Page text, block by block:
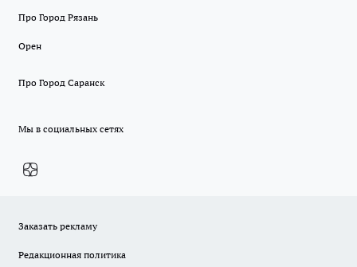
Про Город Рязань
Орен
Про Город Саранск
Мы в социальных сетях
Заказать рекламу
Редакционная политика